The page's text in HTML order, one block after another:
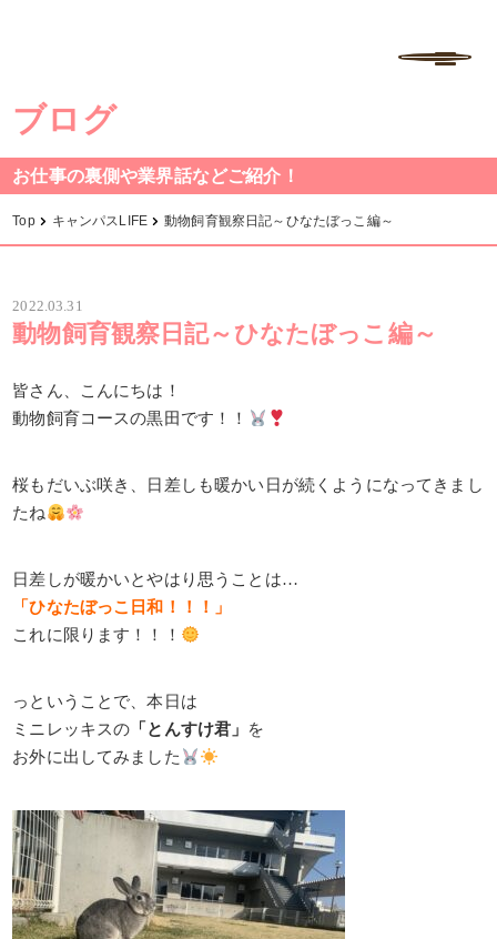
学校法人中村学園 専門学校ちば愛犬動物フラワー学園
MENU
ブログ
お仕事の裏側や業界話などご紹介！
Top キャンパスLIFE 動物飼育観察日記～ひなたぼっこ編～
2022.03.31
動物飼育観察日記～ひなたぼっこ編～
皆さん、こんにちは！
動物飼育コースの黒田です！！
桜もだいぶ咲き、日差しも暖かい日が続くようになってきまし
たね
日差しが暖かいとやはり思うことは…
「ひなたぼっこ日和！！！」
これに限ります！！！
っということで、本日は
ミニレッキスの 「とんすけ君」 を
お外に出してみました